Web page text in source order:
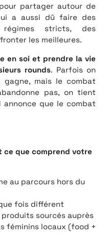
partager autour de
a aussi dû faire des
stricts, des
les meilleures.
en soi et prendre la vie
rounds. Parfois on
mais le combat
pas, on tient
annonce que le combat
ce que comprend votre
au parcours hors du
fois différent
sourcés auprès
féminins locaux (food +